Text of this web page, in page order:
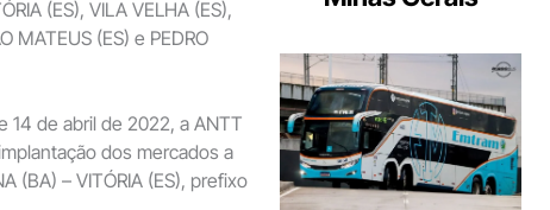
(ES), VILA VELHA (ES),
MATEUS (ES) e PEDRO
14 de abril de 2022, a ANTT
dos mercados a
(BA) – VITÓRIA (ES), prefixo